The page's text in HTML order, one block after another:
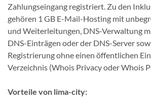
Zahlungseingang registriert. Zu den
gehören 1 GB E-Mail-Hosting mit
und Weiterleitungen, DNS-Verwaltung
DNS-Einträgen oder der DNS-Server
Registrierung ohne einen öffentlichen
Verzeichnis (Whois Privacy oder Whois
Vorteile von lima-city: